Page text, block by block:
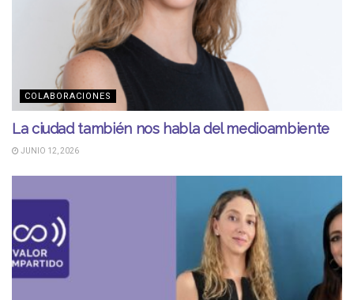
COLABORACIONES
La ciudad también nos habla del medioambiente
JUNIO 12, 2026